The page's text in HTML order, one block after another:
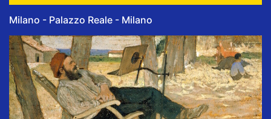
Milano - Palazzo Reale - Milano